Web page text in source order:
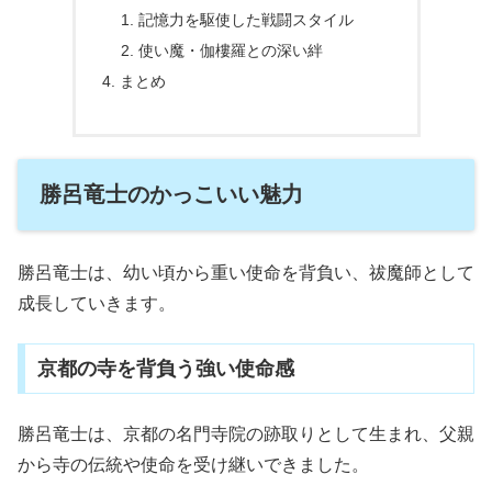
記憶力を駆使した戦闘スタイル
使い魔・伽樓羅との深い絆
まとめ
勝呂竜士のかっこいい魅力
勝呂竜士は、幼い頃から重い使命を背負い、祓魔師として
成長していきます。
京都の寺を背負う強い使命感
勝呂竜士は、京都の名門寺院の跡取りとして生まれ、父親
から寺の伝統や使命を受け継いできました。